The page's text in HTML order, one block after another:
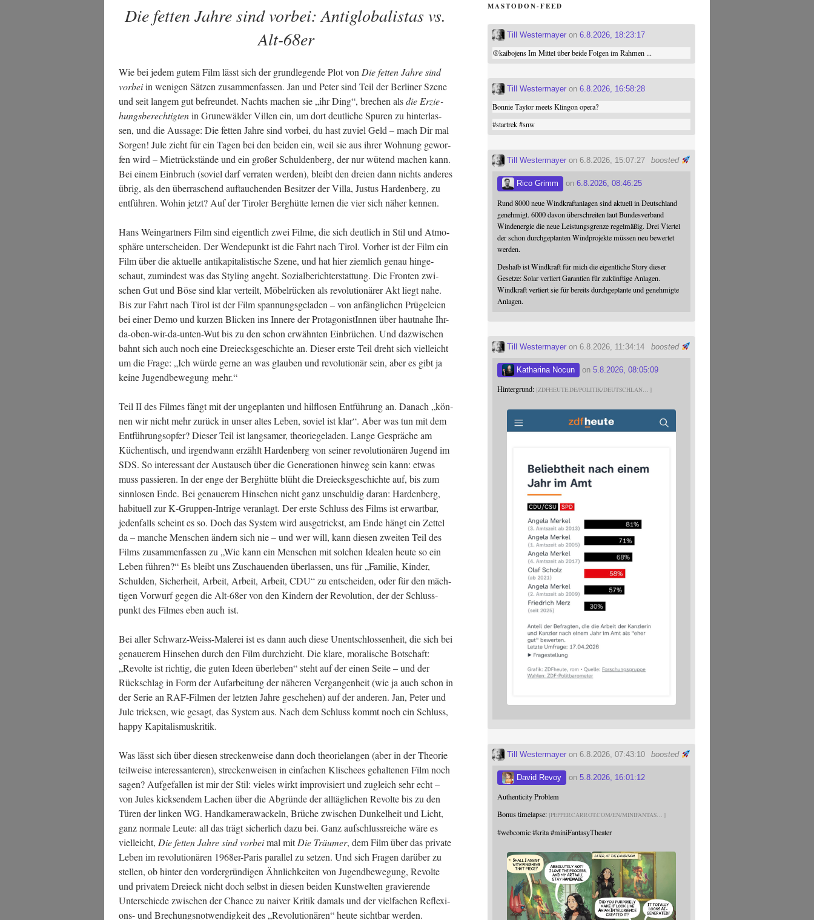
Die fetten Jahre sind vorbei: Antiglobalistas vs.
Alt-68er
Wie bei jedem gutem Film lässt sich der grund­le­gen­de Plot von Die fet­ten Jah­re sind
vor­beiin weni­gen Sät­zen zusam­men­fas­sen. Jan und Peter sind Teil der Ber­li­ner Sze­ne
und seit lan­gem gut befreun­det. Nachts machen sie „ihr Ding“, bre­chen alsdie Erzie­
hungs­be­rech­tig­tenin Gru­ne­wäl­der Vil­len ein, um dort deut­li­che Spu­ren zu hin­ter­las­
sen, und die Aus­sa­ge: Die fet­ten Jah­re sind vor­bei, du hast zuviel Geld – mach Dir mal
Sor­gen! Jule zieht für ein Tagen bei den bei­den ein, weil sie aus ihrer Woh­nung gewor­
fen wird – Miet­rück­stän­de und ein gro­ßer Schul­den­berg, der nur wütend machen kann.
Bei einem Ein­bruch (soviel darf ver­ra­ten wer­den), bleibt den drei­en dann nichts ande­res
übrig, als den über­ra­schend auf­tau­chen­den Besit­zer der Vil­la, Jus­tus Har­den­berg, zu
ent­füh­ren. Wohin jetzt? Auf der Tiro­ler Berg­hüt­te ler­nen die vier sich näher kennen.
Hans Wein­gart­ners Film sind eigent­lich zwei Fil­me, die sich deut­lich in Stil und Atmo­
sphä­re unter­schei­den. Der Wen­de­punkt ist die Fahrt nach Tirol. Vor­her ist der Film ein
Film über die aktu­el­le anti­ka­pi­ta­lis­ti­sche Sze­ne, und hat hier ziem­lich genau hin­ge­
schaut, zumin­dest was das Sty­ling angeht. Sozi­al­be­richt­erstat­tung. Die Fron­ten zwi­
schen Gut und Böse sind klar ver­teilt, Möbel­rü­cken als revo­lu­tio­nä­rer Akt liegt nahe.
Bis zur Fahrt nach Tirol ist der Film span­nungs­ge­la­den – von anfäng­li­chen Prü­ge­lei­en
bei einer Demo und kur­zen Bli­cken ins Inne­re der Prot­ago­nis­tIn­nen über haut­na­he Ihr-
da-oben-wir-da-unten-Wut bis zu den schon erwähn­ten Ein­brü­chen. Und dazwi­schen
bahnt sich auch noch eine Drei­ecks­ge­schich­te an. Die­ser ers­te Teil dreht sich viel­leicht
um die Fra­ge: „Ich wür­de ger­ne an was glau­ben und revo­lu­tio­när sein, aber es gibt ja
kei­ne Jugend­be­we­gung mehr.“
Teil II des Fil­mes fängt mit der unge­plan­ten und hilf­lo­sen Ent­füh­rung an. Danach „kön­
nen wir nicht mehr zurück in unser altes Leben, soviel ist klar“. Aber was tun mit dem
Ent­füh­rungs­op­fer? Die­ser Teil ist lang­sa­mer, theo­rie­ge­la­den. Lan­ge Gesprä­che am
Küchen­tisch, und irgend­wann erzählt Har­den­berg von sei­ner revo­lu­tio­nä­ren Jugend im
SDS. So inter­es­sant der Aus­tausch über die Gene­ra­tio­nen hin­weg sein kann: etwas
muss pas­sie­ren. In der enge der Berg­hüt­te blüht die Drei­ecks­ge­schich­te auf, bis zum
sinn­lo­sen Ende. Bei genaue­rem Hin­se­hen nicht ganz unschul­dig dar­an: Har­den­berg,
habi­tu­ell zur K‑Grup­pen-Intri­ge ver­an­lagt. Der ers­te Schluss des Films ist erwart­bar,
jeden­falls scheint es so. Doch das Sys­tem wird aus­ge­trickst, am Ende hängt ein Zet­tel
da – man­che Men­schen ändern sich nie – und wer will, kann die­sen zwei­ten Teil des
Films zusam­men­fas­sen zu „Wie kann ein Men­schen mit sol­chen Idea­len heu­te so ein
Leben füh­ren?“ Es bleibt uns Zuschau­en­den über­las­sen, uns für „Fami­lie, Kin­der,
Schul­den, Sicher­heit, Arbeit, Arbeit, Arbeit, CDU“ zu ent­schei­den, oder für den mäch­
ti­gen Vor­wurf gegen die Alt-68er von den Kin­dern der Revo­lu­ti­on, der der Schluss­
punkt des Fil­mes eben auch ist.
Bei aller Schwarz-Weiss-Male­rei ist es dann auch die­se Unent­schlos­sen­heit, die sich bei
genaue­rem Hin­se­hen durch den Film durch­zieht. Die kla­re, mora­li­sche Bot­schaft:
„Revol­te ist rich­tig, die guten Ideen über­le­ben“ steht auf der einen Sei­te – und der
Rück­schlag in Form der Auf­ar­bei­tung der nähe­ren Ver­gan­gen­heit (wie ja auch schon in
der Serie an RAF-Fil­men der letz­ten Jah­re gesche­hen) auf der ande­ren. Jan, Peter und
Jule trick­sen, wie gesagt, das Sys­tem aus. Nach dem Schluss kommt noch ein Schluss,
hap­py Kapitalismuskritik.
Was lässt sich über die­sen stre­cken­wei­se dann doch theo­rie­lan­gen (aber in der Theo­rie
teil­wei­se inter­es­san­te­ren), stre­cken­wei­sen in ein­fa­chen Kli­schees gehal­te­nen Film noch
sagen? Auf­ge­fal­len ist mir der Stil: vie­les wirkt impro­vi­siert und zugleich sehr echt –
von Jules kick­sen­dem Lachen über die Abgrün­de der all­täg­li­chen Revol­te bis zu den
Türen der lin­ken WG. Hand­ka­me­ra­wa­ckeln, Brü­che zwi­schen Dun­kel­heit und Licht,
ganz nor­ma­le Leu­te: all das trägt sicher­lich dazu bei. Ganz auf­schluss­rei­che wäre es
viel­leicht, Die fet­ten Jah­re sind vor­beimal mitDie Träu­mer, dem Film über das pri­va­te
Leben im revo­lu­tio­nä­ren 1968er-Paris par­al­lel zu set­zen. Und sich Fra­gen dar­über zu
stel­len, ob hin­ter den vor­der­grün­di­gen Ähn­lich­kei­ten von Jugend­be­we­gung, Revol­te
und pri­va­tem Drei­eck nicht doch selbst in die­sen bei­den Kunst­wel­ten gra­vie­ren­de
Unter­schie­de zwi­schen der Chan­ce zu nai­ver Kri­tik damals und der viel­fa­chen Refle­xi­
ons- und Bre­chungs­not­wen­dig­keit des „Revo­lu­tio­nä­ren“ heu­te sicht­bar werden.
MASTODON-FEED
Till Westermayer on6.8.2026, 18:23:17
@kaibojensIm Mittel über beide Folgen im Rahmen ...
Till Westermayer on6.8.2026, 16:58:28
Bonnie Taylor meets Klingon opera?
#startrek #snw
boosted
Till Westermayer on 6.8.2026, 15:07:27
Rico Grimm on6.8.2026, 08:46:25
Rund 8000 neue Windkraftanlagen sind aktuell in Deutschland
genehmigt. 6000 davon überschreiten laut Bundesverband
Windenergie die neue Leistungsgrenze regelmäßig. Drei Viertel
der schon durchgeplanten Windprojekte müssen neu bewertet
werden.
Deshalb ist Windkraft für mich die eigentliche Story dieser
Gesetze: Solar verliert Garantien für zukünftige Anlagen.
Windkraft verliert sie für bereits durchgeplante und genehmigte
Anlagen.
boosted
Till Westermayer on 6.8.2026, 11:34:14
Katharina Nocun on5.8.2026, 08:05:09
Hintergrund: ZDFHEUTE.DE/POLITIK/DEUTSCHLAN
boosted
Till Westermayer on 6.8.2026, 07:43:10
David Revoy on5.8.2026, 16:01:12
Authenticity Problem
Bonus timelapse: PEPPERCARROT.COM/EN/MINIFANTAS
#webcomic #krita#miniFantasyTheater